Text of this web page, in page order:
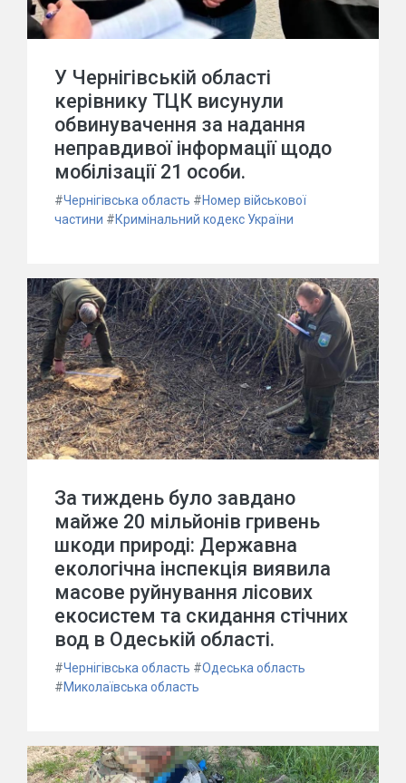
У Чернігівській області
керівнику ТЦК висунули
обвинувачення за надання
неправдивої інформації щодо
мобілізації 21 особи.
#Чернігівська область #Номер військової
частини #Кримінальний кодекс України
За тиждень було завдано
майже 20 мільйонів гривень
шкоди природі: Державна
екологічна інспекція виявила
масове руйнування лісових
екосистем та скидання стічних
вод в Одеській області.
#Чернігівська область #Одеська область
#Миколаївська область